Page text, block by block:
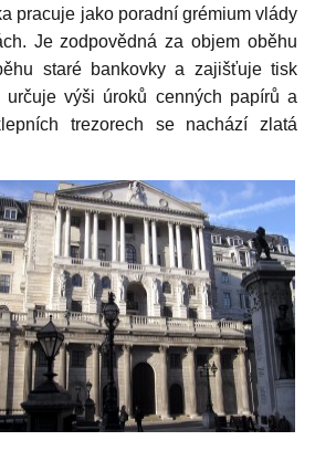
pracuje jako poradní grémium vlády
Je zodpovědná za objem oběhu
staré bankovky a zajišťuje tisk
určuje výši úroků cenných papírů a
trezorech se nachází zlatá